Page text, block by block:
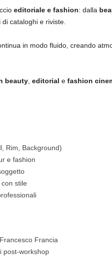
editoriale e fashion: dalla
cataloghi e riviste.
in modo fluido, creando
beauty, editorial e fashion
Rim, Background)
e fashion
stile
Francia
post-workshop